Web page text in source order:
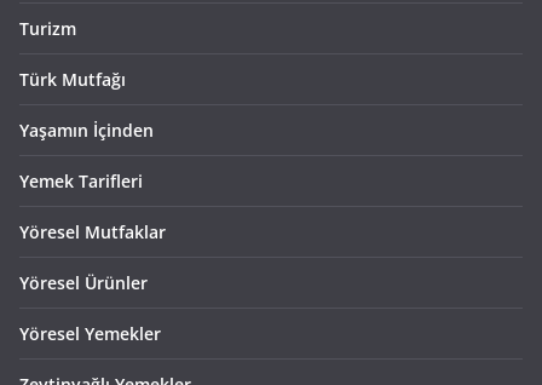
Turizm
Türk Mutfağı
Yaşamın İçinden
Yemek Tarifleri
Yöresel Mutfaklar
Yöresel Ürünler
Yöresel Yemekler